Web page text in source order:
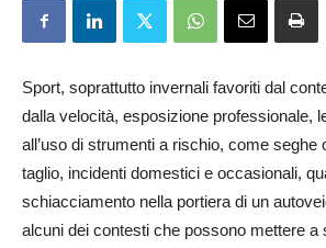
Sport, soprattutto invernali favoriti dal
dalla velocità, esposizione professionale,
all’uso di strumenti a rischio, come seghe
taglio, incidenti domestici e occasionali,
schiacciamento nella portiera di un
alcuni dei contesti che possono mettere a